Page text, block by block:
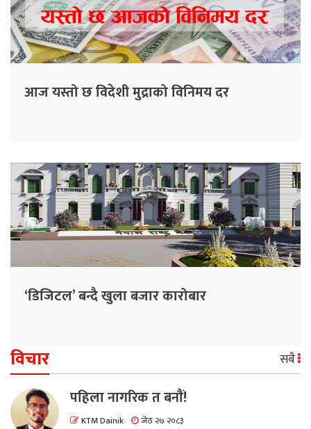
आज यस्तो छ विदेशी मुद्राको विनिमय दर
‘डिजिटल’ बन्दै खुला बजार कारोबार
विचार सबै
पहिला नागरिक त बनाैं!
KTM Dainik जेठ २७ २०८३